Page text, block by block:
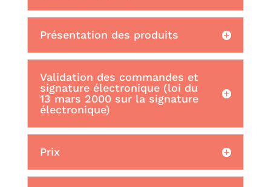
Présentation des produits
Validation des commandes et
signature électronique (loi du
13 mars 2000 sur la signature
électronique)
Prix